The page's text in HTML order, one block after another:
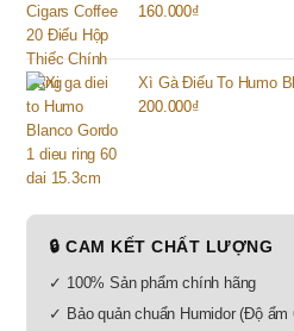
160.000₫
Xì Gà Điếu To Humo
200.000₫
🔒 CAM KẾT CHẤT LƯỢNG
✓ 100% Sản phẩm chính hãng
✓ Bảo quản chuẩn Humidor (Độ ẩm